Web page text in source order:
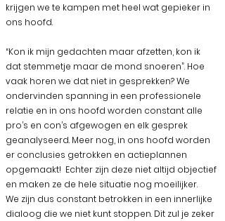
krijgen we te kampen met heel wat gepieker in
ons hoofd.
“Kon ik mijn gedachten maar afzetten, kon ik
dat stemmetje maar de mond snoeren”. Hoe
vaak horen we dat niet in gesprekken? We
ondervinden spanning in een professionele
relatie en in ons hoofd worden constant alle
pro’s en con’s afgewogen en elk gesprek
geanalyseerd. Meer nog, in ons hoofd worden
er conclusies getrokken en actieplannen
opgemaakt! Echter zijn deze niet altijd objectief
en maken ze de hele situatie nog moeilijker.
We zijn dus constant betrokken in een innerlijke
dialoog die we niet kunt stoppen. Dit zul je zeker